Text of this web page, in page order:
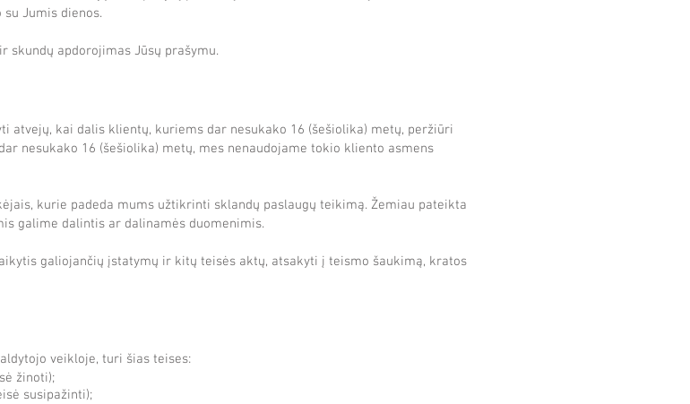
Jumis dienos.
skundų apdorojimas Jūsų prašymu.
atvejų, kai dalis klientų, kuriems dar nesukako 16 (šešiolika) metų, peržiūri
nesukako 16 (šešiolika) metų, mes nenaudojame tokio kliento asmens
kurie padeda mums užtikrinti sklandų paslaugų teikimą. Žemiau pateikta
galime dalintis ar dalinamės duomenimis.
galiojančių įstatymų ir kitų teisės aktų, atsakyti į teismo šaukimą, kratos
veikloje, turi šias teises:
žinoti);
susipažinti);